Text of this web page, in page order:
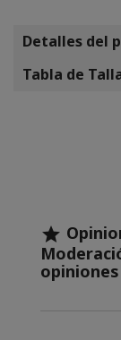
Detalles del
Tabla de

opiniones